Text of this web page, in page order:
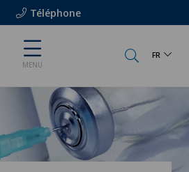
Téléphone
MENU
FR